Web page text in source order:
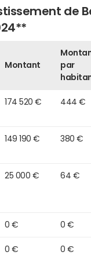
de
Montant
par
174 520 € 444 €
149 190 € 380 €
25 000 € 64 €
0 € 0 €
0 € 0 €